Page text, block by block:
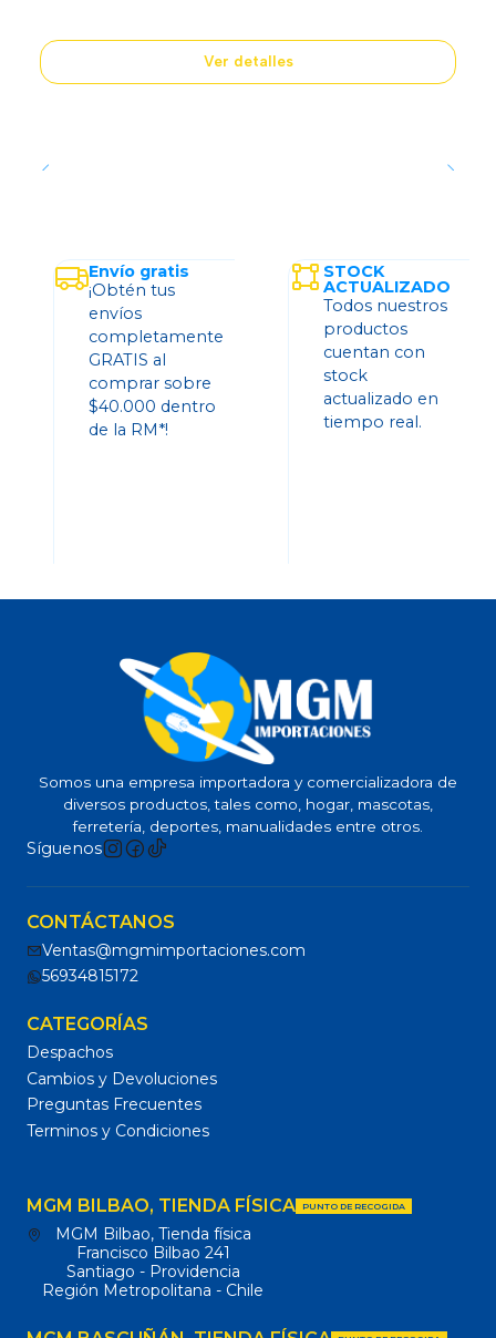
Ver detalles
Envío gratis
¡Obtén tus
envíos
completamente
GRATIS al
comprar sobre
$40.000 dentro
de la RM*!
STOCK
ACTUALIZADO
Todos nuestros
productos
cuentan con
stock
actualizado en
tiempo real.
Somos una empresa importadora y comercializadora de
diversos productos, tales como, hogar, mascotas,
ferretería, deportes, manualidades entre otros.
Síguenos
CONTÁCTANOS
Ventas@mgmimportaciones.com
56934815172
CATEGORÍAS
Despachos
Cambios y Devoluciones
Preguntas Frecuentes
Terminos y Condiciones
MGM BILBAO, TIENDA FÍSICA PUNTO DE RECOGIDA
MGM Bilbao, Tienda física
Francisco Bilbao 241
Santiago - Providencia
Región Metropolitana - Chile